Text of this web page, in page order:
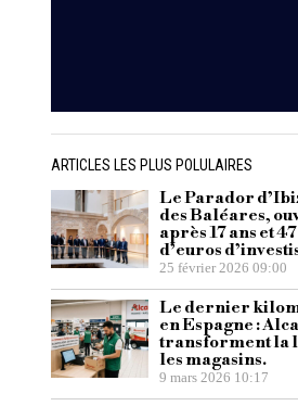
ARTICLES LES PLUS POLULAIRES
Le Parador
des Baléares,
après 17 ans et
d’euros
25 février 2026 09:00
Le dernier
en Espagne :
transforment la
les magasins.
9 mars 2026 10:17